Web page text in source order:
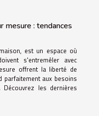
mesure : tendances
est un espace où
s'entremêler avec
offrent la liberté de
parfaitement aux besoins
les dernières